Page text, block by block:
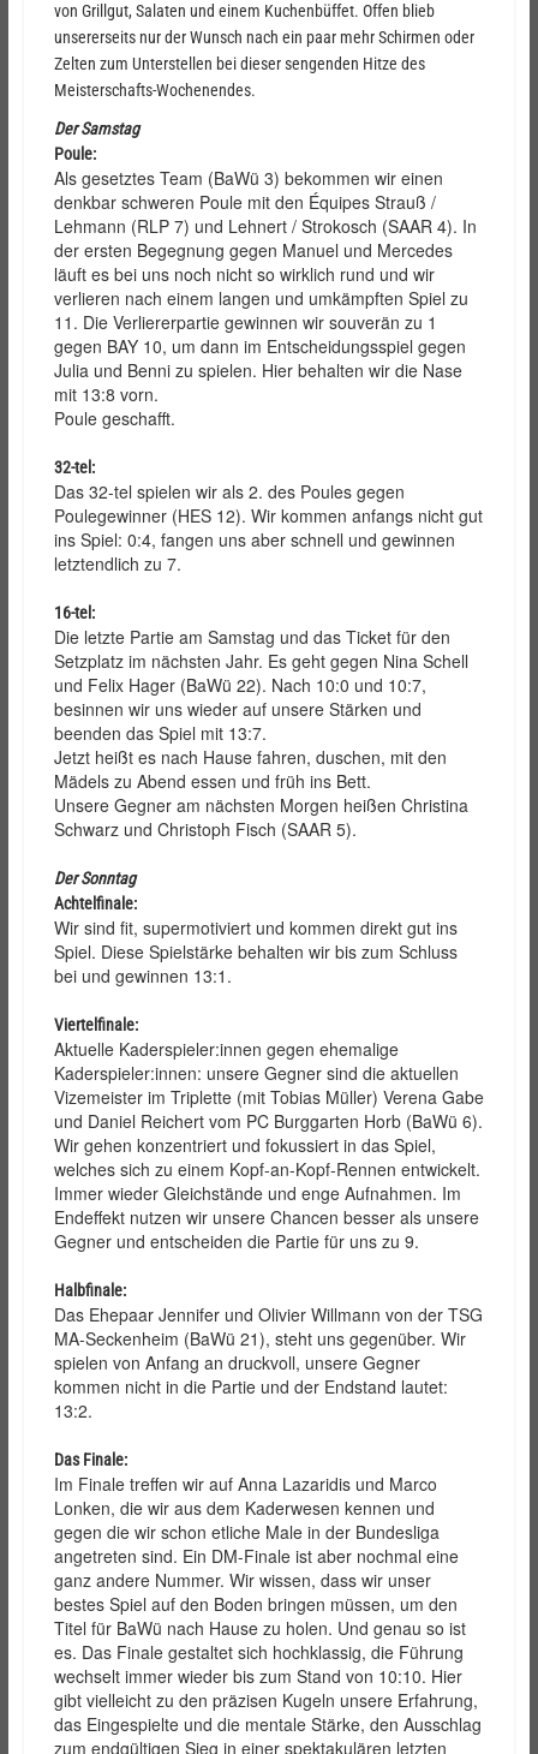
von Grillgut, Salaten und einem Kuchenbüffet. Offen blieb
unsererseits nur der Wunsch nach ein paar mehr Schirmen oder
Zelten zum Unterstellen bei dieser sengenden Hitze des
Meisterschafts-Wochenendes.
Der Samstag
Poule:
Als gesetztes Team (BaWü 3) bekommen wir einen
denkbar schweren Poule mit den Équipes Strauß /
Lehmann (RLP 7) und Lehnert / Strokosch (SAAR 4). In
der ersten Begegnung gegen Manuel und Mercedes
läuft es bei uns noch nicht so wirklich rund und wir
verlieren nach einem langen und umkämpften Spiel zu
11. Die Verliererpartie gewinnen wir souverän zu 1
gegen BAY 10, um dann im Entscheidungsspiel gegen
Julia und Benni zu spielen. Hier behalten wir die Nase
mit 13:8 vorn.
Poule geschafft.
32-tel:
Das 32-tel spielen wir als 2. des Poules gegen
Poulegewinner (HES 12). Wir kommen anfangs nicht gut
ins Spiel: 0:4, fangen uns aber schnell und gewinnen
letztendlich zu 7.
16-tel:
Die letzte Partie am Samstag und das Ticket für den
Setzplatz im nächsten Jahr. Es geht gegen Nina Schell
und Felix Hager (BaWü 22). Nach 10:0 und 10:7,
besinnen wir uns wieder auf unsere Stärken und
beenden das Spiel mit 13:7.
Jetzt heißt es nach Hause fahren, duschen, mit den
Mädels zu Abend essen und früh ins Bett.
Unsere Gegner am nächsten Morgen heißen Christina
Schwarz und Christoph Fisch (SAAR 5).
Der Sonntag
Achtelfinale:
Wir sind fit, supermotiviert und kommen direkt gut ins
Spiel. Diese Spielstärke behalten wir bis zum Schluss
bei und gewinnen 13:1.
Viertelfinale:
Aktuelle Kaderspieler:innen gegen ehemalige
Kaderspieler:innen: unsere Gegner sind die aktuellen
Vizemeister im Triplette (mit Tobias Müller) Verena Gabe
und Daniel Reichert vom PC Burggarten Horb (BaWü 6).
Wir gehen konzentriert und fokussiert in das Spiel,
welches sich zu einem Kopf-an-Kopf-Rennen entwickelt.
Immer wieder Gleichstände und enge Aufnahmen. Im
Endeffekt nutzen wir unsere Chancen besser als unsere
Gegner und entscheiden die Partie für uns zu 9.
Halbfinale:
Das Ehepaar Jennifer und Olivier Willmann von der TSG
MA-Seckenheim (BaWü 21), steht uns gegenüber. Wir
spielen von Anfang an druckvoll, unsere Gegner
kommen nicht in die Partie und der Endstand lautet:
13:2.
Das Finale:
Im Finale treffen wir auf Anna Lazaridis und Marco
Lonken, die wir aus dem Kaderwesen kennen und
gegen die wir schon etliche Male in der Bundesliga
angetreten sind. Ein DM-Finale ist aber nochmal eine
ganz andere Nummer. Wir wissen, dass wir unser
bestes Spiel auf den Boden bringen müssen, um den
Titel für BaWü nach Hause zu holen. Und genau so ist
es. Das Finale gestaltet sich hochklassig, die Führung
wechselt immer wieder bis zum Stand von 10:10. Hier
gibt vielleicht zu den präzisen Kugeln unsere Erfahrung,
das Eingespielte und die mentale Stärke, den Ausschlag
zum endgültigen Sieg in einer spektakulären letzten